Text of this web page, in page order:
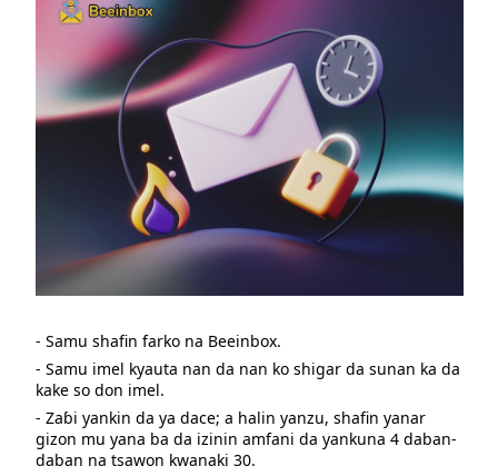
- Samu shafin farko na Beeinbox.
- Samu imel kyauta nan da nan ko shigar da sunan ka da
kake so don imel.
- Zaɓi yankin da ya dace; a halin yanzu, shafin yanar
gizon mu yana ba da izinin amfani da yankuna 4 daban-
daban na tsawon kwanaki 30.